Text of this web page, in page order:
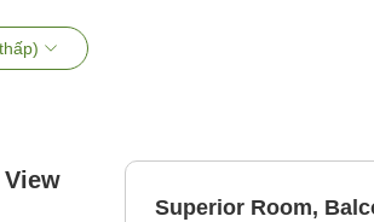
Superior Room,